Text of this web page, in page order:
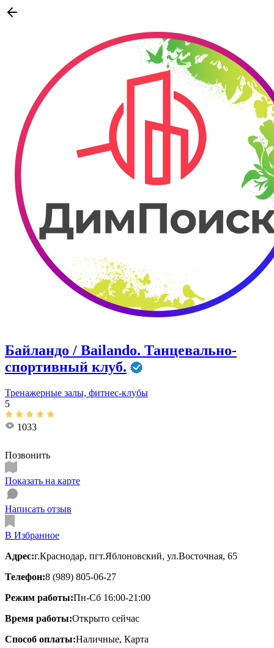
Байландо / Bailando. Танцевально-
спортивный клуб.
Тренажерные залы, фитнес-клубы
5
1033
Позвонить
Показать на карте
Написать отзыв
В Избранное
Адрес:г.Краснодар, пгт.Яблоновский, ул.Восточная, 65
Телефон:8 (989) 805-06-27
Режим работы:Пн-Сб 16:00-21:00
Время работы:Открыто сейчас
Способ оплаты:Наличные, Карта